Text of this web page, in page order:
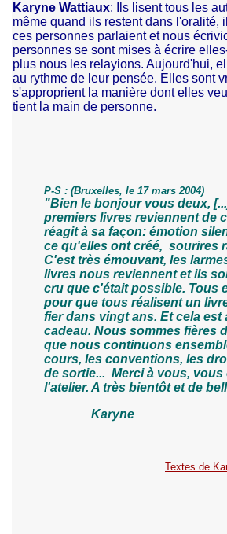
Karyne Wattiaux: Ils lisent tous les
même quand ils restent dans l'oralité,
ces personnes parlaient et nous
personnes se sont mises à écrire
plus nous les relayions. Aujourd'hui,
au rythme de leur pensée. Elles sont
s'approprient la manière dont elles
tient la main de personne.
P-S : (Bruxelles, le 17 mars
"Bien le bonjour vous deux,
premiers livres reviennent de
réagit à sa façon: émotion
ce qu'elles ont créé, sourires
C'est très émouvant, les
livres nous reviennent et ils
cru que c'était possible. Tous
pour que tous réalisent un
fier dans vingt ans. Et cela est
cadeau. Nous sommes fières
que nous continuons
cours, les conventions, les
de sortie... Merci à vous,
l'atelier. A très bientôt et de
Karyne
Textes de